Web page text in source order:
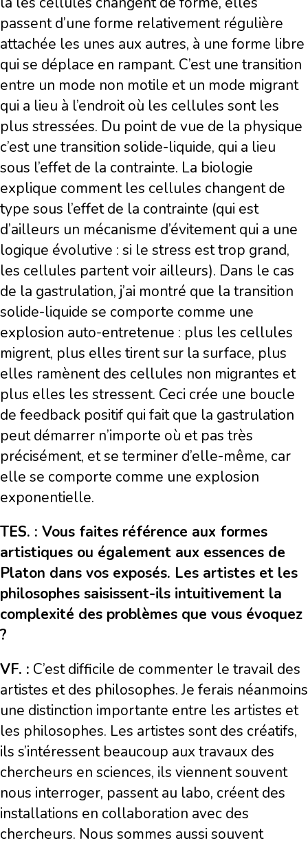
passent d’une forme relativement régulière
attachée les unes aux autres, à une forme libre
qui se déplace en rampant. C’est une transition
entre un mode non motile et un mode migrant
qui a lieu à l’endroit où les cellules sont les
plus stressées. Du point de vue de la physique
c’est une transition solide-liquide, qui a lieu
sous l’effet de la contrainte. La biologie
explique comment les cellules changent de
type sous l’effet de la contrainte (qui est
d’ailleurs un mécanisme d’évitement qui a une
logique évolutive : si le stress est trop grand,
les cellules partent voir ailleurs). Dans le cas
de la gastrulation, j’ai montré que la transition
solide-liquide se comporte comme une
explosion auto-entretenue : plus les cellules
migrent, plus elles tirent sur la surface, plus
elles ramènent des cellules non migrantes et
plus elles les stressent. Ceci crée une boucle
de feedback positif qui fait que la gastrulation
peut démarrer n’importe où et pas très
précisément, et se terminer d’elle-même, car
elle se comporte comme une explosion
exponentielle.
TES. : Vous faites référence aux formes
artistiques ou également aux essences de
Platon dans vos exposés. Les artistes et les
philosophes saisissent-ils intuitivement la
complexité des problèmes que vous évoquez
?
VF. : C’est difficile de commenter le travail des
artistes et des philosophes. Je ferais néanmoins
une distinction importante entre les artistes et
les philosophes. Les artistes sont des créatifs,
ils s’intéressent beaucoup aux travaux des
chercheurs en sciences, ils viennent souvent
nous interroger, passent au labo, créent des
installations en collaboration avec des
chercheurs. Nous sommes aussi souvent